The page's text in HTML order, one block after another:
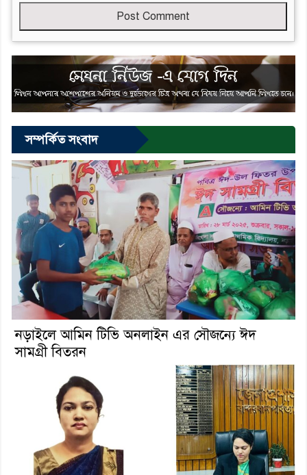
field
empty
সম্পর্কিত সংবাদ
নড়াইলে আমিন টিভি অনলাইন এর সৌজন্যে ঈদ
সামগ্রী বিতরন